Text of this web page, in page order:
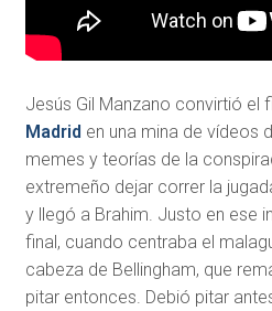
Jesús Gil Manzano convirtió el
Madrid en una mina de vídeos
memes y teorías de la
extremeño dejar correr la
y llegó a Brahim. Justo en ese
final, cuando centraba el
cabeza de Bellingham, que
pitar entonces. Debió pitar